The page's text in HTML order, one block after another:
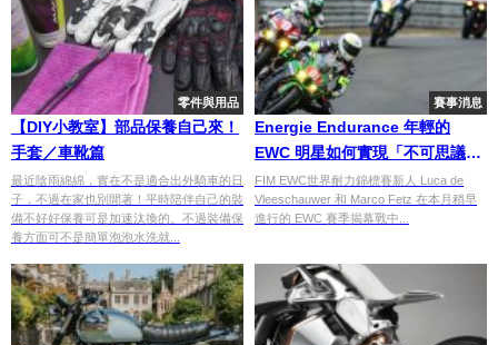
零件與用品
【DIY小教室】部品保養自己來！
手套／車靴篇
最近陰雨綿綿，實在不是適合出外騎車的日
子，不過在家也別閒著！平時陪伴自己的裝
備不好好保養可是加速汰換的。不過裝備保
養方面可不是簡單泡泡水洗就...
賽事消息
Energie Endurance 年輕的
EWC 明星如何實現「不可思議」
的成就
FIM EWC世界耐力錦標賽新人 Luca de
Vleeschauwer 和 Marco Fetz 在本月稍早
進行的 EWC 賽季揭幕戰中...